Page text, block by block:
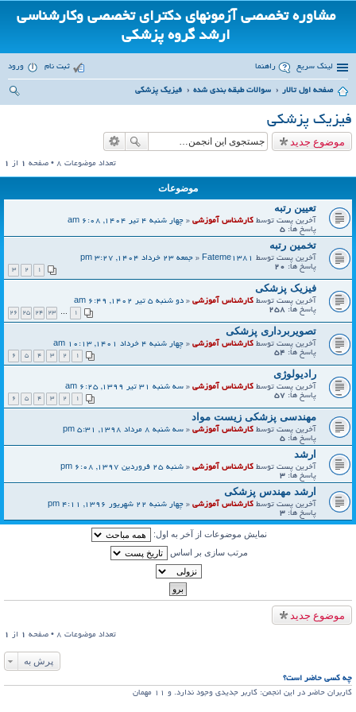
مشاوره تخصصی آزمونهای دکترای تخصصی وکارشناسی
ارشد گروه پزشکی
لینک سریع راهنما ورود ثبت نام
صفحه اول تالار سوالات طبقه بندی شده فیزیک پزشکی
فیزیک پزشکی
موضوع جدید
تعداد موضوعات 8 • صفحه 1 از 1
موضوعات
تعیین رتبه
آخرین پست توسط کارشناس آموزشی « چهار شنبه 4 تیر 1404, 6:08 am
پاسخ ها: 5
تخمین رتبه
آخرین پست توسط Fateme1381
« جمعه 23 خرداد 1404, 3:27 pm
پاسخ ها: 20
1
2
3
فیزیک پزشکی
آخرین پست توسط کارشناس آموزشی « دو شنبه 5 تیر 1402, 6:49 am
پاسخ ها: 258
1
…
23
24
25
26
تصویربرداری پزشکی
آخرین پست توسط کارشناس آموزشی « چهار شنبه 4 خرداد 1401, 10:13 am
پاسخ ها: 54
1
2
3
4
5
6
رادیولوژی
آخرین پست توسط کارشناس آموزشی « سه شنبه 31 تیر 1399, 6:25 am
پاسخ ها: 57
1
2
3
4
5
6
مهندسی پزشکی زیست مواد
آخرین پست توسط کارشناس آموزشی « سه شنبه 8 مرداد 1398, 5:31 pm
پاسخ ها: 5
ارشد
آخرین پست توسط کارشناس آموزشی « شنبه 25 فروردین 1397, 6:08 pm
پاسخ ها: 3
ارشد مهندس پزشکی
آخرین پست توسط کارشناس آموزشی « چهار شنبه 22 شهریور 1396, 4:11 pm
پاسخ ها: 3
نمایش موضوعات از آخر به اول:
مرتب سازی بر اساس
موضوع جدید
تعداد موضوعات 8 • صفحه 1 از 1
پرش به
چه کسی حاضر است؟
کاربران حاضر در این انجمن: کاربر جدیدی وجود ندارد. و 11 مهمان